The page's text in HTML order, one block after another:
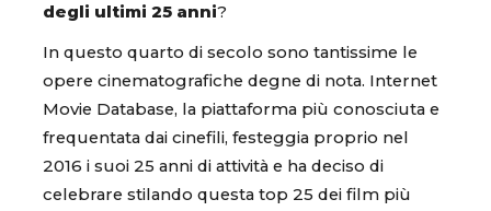
degli ultimi 25 anni?
In questo quarto di secolo sono tantissime le
opere cinematografiche degne di nota. Internet
Movie Database, la piattaforma più conosciuta e
frequentata dai cinefili, festeggia proprio nel
2016 i suoi 25 anni di attività e ha deciso di
celebrare stilando questa top 25 dei film più